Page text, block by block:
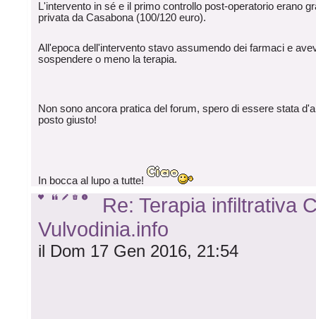
L'intervento in sé e il primo controllo post-operatorio erano
privata da Casabona (100/120 euro).
All'epoca dell'intervento stavo assumendo dei farmaci e
sospendere o meno la terapia.
Non sono ancora pratica del forum, spero di essere stata
posto giusto!
In bocca al lupo a tutte!
Re: Terapia infiltrativa
Vulvodinia.info
il Dom 17 Gen 2016, 21:54